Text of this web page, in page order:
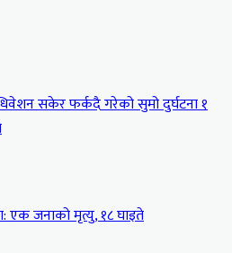
सकेर फर्कदै गरेको सुमो दुर्घटना १
एक जनाको मृत्यु, १८ घाइते